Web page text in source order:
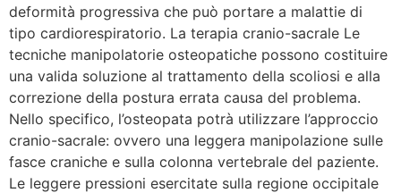
deformità progressiva che può portare a malattie di
tipo cardiorespiratorio. La terapia cranio-sacrale Le
tecniche manipolatorie osteopatiche possono costituire
una valida soluzione al trattamento della scoliosi e alla
correzione della postura errata causa del problema.
Nello specifico, l’osteopata potrà utilizzare l’approccio
cranio-sacrale: ovvero una leggera manipolazione sulle
fasce craniche e sulla colonna vertebrale del paziente.
Le leggere pressioni esercitate sulla regione occipitale